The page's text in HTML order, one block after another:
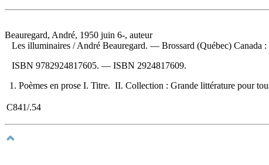
Beauregard, André, 1950 juin 6-, auteur
Les illuminaires / André Beauregard. — Brossard (Québec)
ISBN 9782924817605. — ISBN 2924817609.
1. Poèmes en prose I. Titre. II. Collection : Grande littérature pour
C841/.54